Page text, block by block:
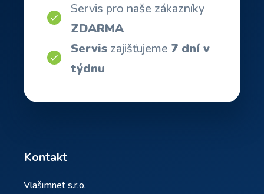
Servis pro naše zákazníky
ZDARMA
Servis zajišťujeme 7 dní v
týdnu
Kontakt
Vlašimnet s.r.o.